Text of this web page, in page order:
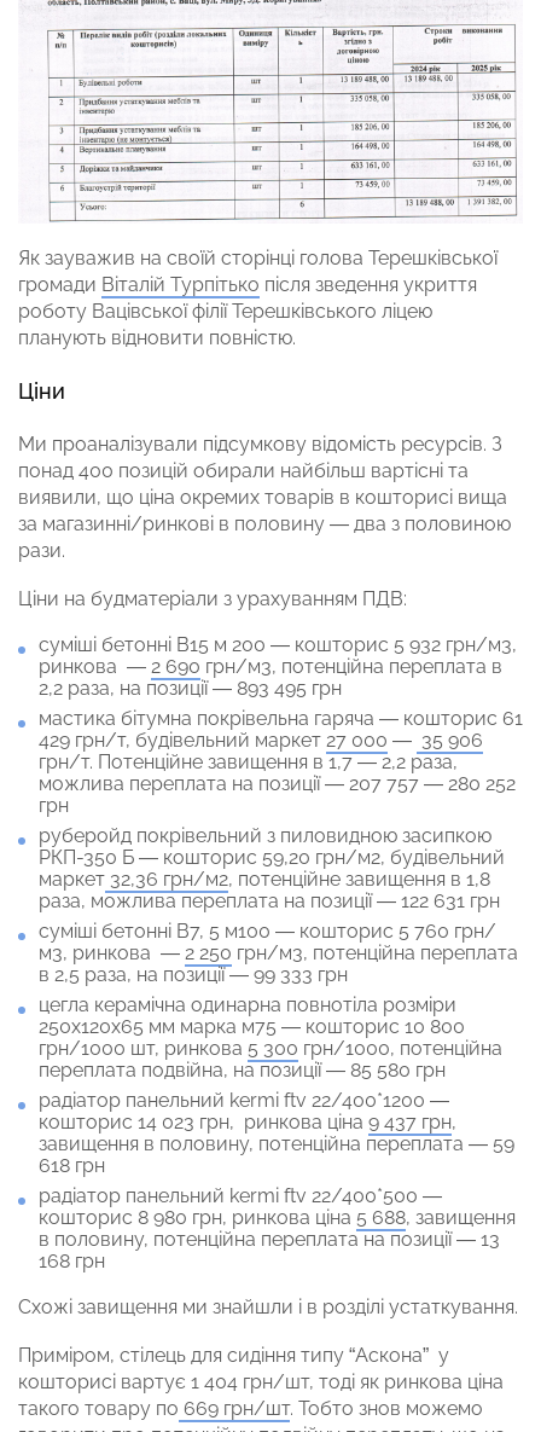
Як зауважив на своїй сторінці голова Терешківської
громади Віталій Турпітько після зведення укриття
роботу Вацівської філії Терешківського ліцею
планують відновити повністю.
Ціни
Ми проаналізували підсумкову відомість ресурсів. З
понад 400 позицій обирали найбільш вартісні та
виявили, що ціна окремих товарів в кошторисі вища
за магазинні/ринкові в половину — два з половиною
рази.
Ціни на будматеріали з урахуванням ПДВ:
суміші бетонні В15 м 200 — кошторис 5 932 грн/м3,
ринкова — 2 690 грн/м3, потенційна переплата в
2,2 раза, на позиції — 893 495 грн
мастика бітумна покрівельна гаряча — кошторис 61
429 грн/т, будівельний маркет 27 000 — 35 906
грн/т. Потенційне завищення в 1,7 — 2,2 раза,
можлива переплата на позиції — 207 757 — 280 252
грн
руберойд покрівельний з пиловидною засипкою
РКП-350 Б — кошторис 59,20 грн/м2, будівельний
маркет 32,36 грн/м2, потенційне завищення в 1,8
раза, можлива переплата на позиції — 122 631 грн
суміші бетонні В7, 5 м100 — кошторис 5 760 грн/
м3, ринкова — 2 250 грн/м3, потенційна переплата
в 2,5 раза, на позиції — 99 333 грн
цегла керамічна одинарна повнотіла розміри
250х120х65 мм марка м75 — кошторис 10 800
грн/1000 шт, ринкова 5 300 грн/1000, потенційна
переплата подвійна, на позиції — 85 580 грн
радіатор панельний kermi ftv 22/400*1200 —
кошторис 14 023 грн, ринкова ціна 9 437 грн,
завищення в половину, потенційна переплата — 59
618 грн
радіатор панельний kermi ftv 22/400*500 —
кошторис 8 980 грн, ринкова ціна 5 688, завищення
в половину, потенційна переплата на позиції — 13
168 грн
Схожі завищення ми знайшли і в розділі устаткування.
Приміром, стілець для сидіння типу “Аскона” у
кошторисі вартує 1 404 грн/шт, тоді як ринкова ціна
такого товару по 669 грн/шт. Тобто знов можемо